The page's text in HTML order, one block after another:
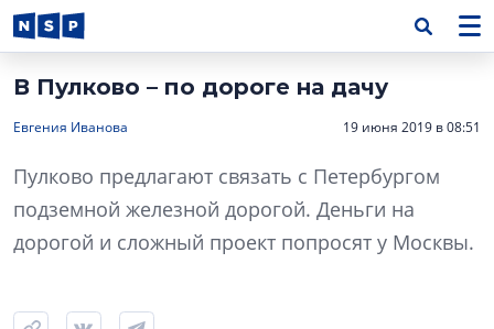
В Пулково – по дороге на дачу
Евгения Иванова 19 июня 2019 в 08:51
Пулково предлагают связать с Петербургом
подземной железной дорогой. Деньги на
дорогой и сложный проект попросят у Москвы.